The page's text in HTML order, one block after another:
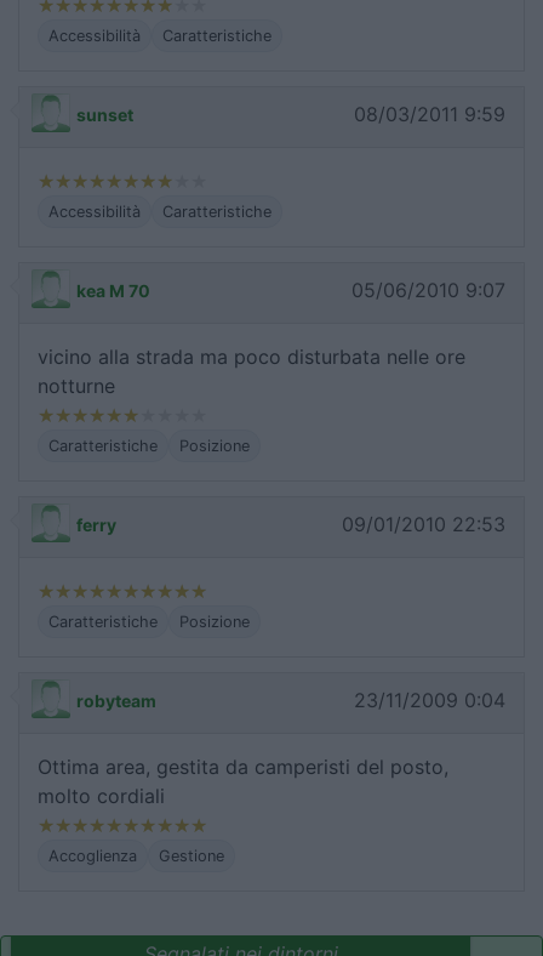
Accessibilità Caratteristiche
sunset 08/03/2011 9:59
Accessibilità Caratteristiche
kea M 70 05/06/2010 9:07
vicino alla strada ma poco disturbata nelle ore
notturne
Caratteristiche Posizione
ferry 09/01/2010 22:53
Caratteristiche Posizione
robyteam 23/11/2009 0:04
Ottima area, gestita da camperisti del posto,
molto cordiali
Accoglienza Gestione